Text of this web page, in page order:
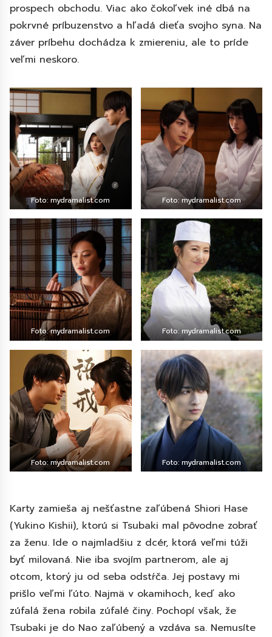
prospech obchodu. Viac ako čokoľvek iné dbá na
pokrvné príbuzenstvo a hľadá dieťa svojho syna. Na
záver príbehu dochádza k zmiereniu, ale to príde
veľmi neskoro.
Foto: mydramalist.com Foto: mydramalist.com
Foto: mydramalist.com Foto: mydramalist.com
Foto: mydramalist.com Foto: mydramalist.com
Karty zamieša aj nešťastne zaľúbená Shiori Hase
(Yukino Kishii), ktorú si Tsubaki mal pôvodne zobrať
za ženu. Ide o najmladšiu z dcér, ktorá veľmi túži
byť milovaná. Nie iba svojím partnerom, ale aj
otcom, ktorý ju od seba odstŕča. Jej postavy mi
prišlo veľmi ľúto. Najmä v okamihoch, keď ako
zúfalá žena robila zúfalé činy. Pochopí však, že
Tsubaki je do Nao zaľúbený a vzdáva sa. Nemusíte